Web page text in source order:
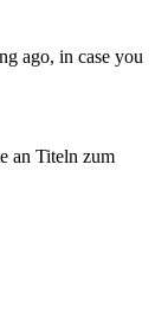
ago, in case you
an Titeln zum